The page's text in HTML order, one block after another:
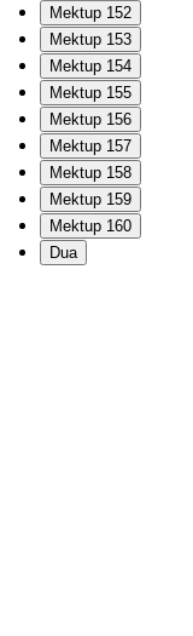
Mektup 152
Mektup 153
Mektup 154
Mektup 155
Mektup 156
Mektup 157
Mektup 158
Mektup 159
Mektup 160
Dua